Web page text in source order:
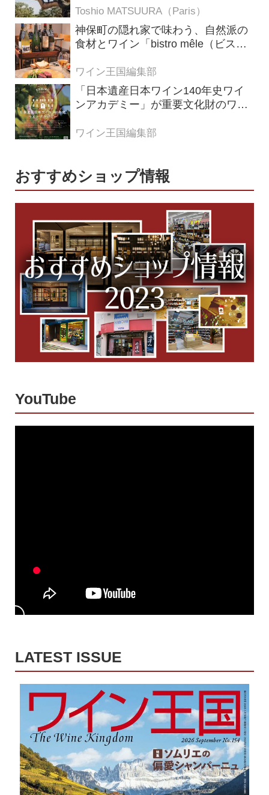
Toshio MATSUURA（Paris）
神保町の隠れ家で味わう、自然派の
食材とワイン「bistro mêle（ビスト
ワイン王国編集部
「日本遺産日本ワイン140年史ワイ
ンアカデミー」が重要文化財のワイ
（2026年6月28日応募締め切り）
ワイン王国編集部
おすすめショップ情報
YouTube
LATEST ISSUE